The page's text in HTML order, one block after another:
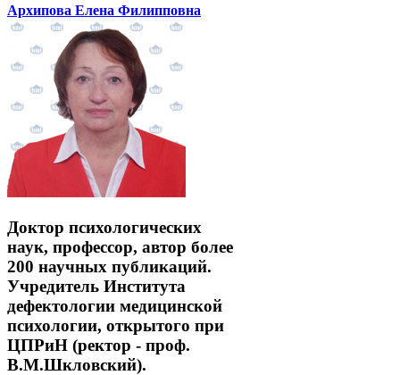
Архипова Елена Филипповна
Доктор психологических
наук, профессор, автор более
200 научных публикаций.
Учредитель Института
дефектологии медицинской
психологии, открытого при
ЦПРиН (ректор - проф.
В.М.Шкловский).